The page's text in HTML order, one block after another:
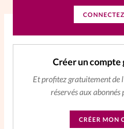
La rédaction
Mon compte
Changement
Nous contacter
Créer un
Et profitez gratuitement de
réservés aux abonnés
CRÉER MON